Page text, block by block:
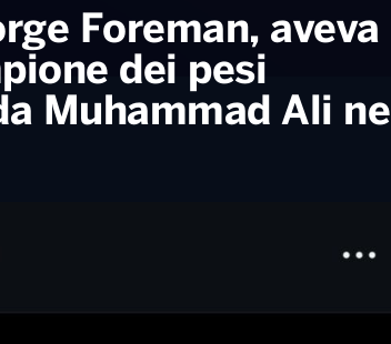
Foreman, aveva
dei pesi
Muhammad Ali nel